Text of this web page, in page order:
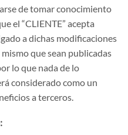
de tomar conocimiento
el “CLIENTE” acepta
a dichas modificaciones
que sean publicadas
lo que nada de lo
considerado como un
a terceros.